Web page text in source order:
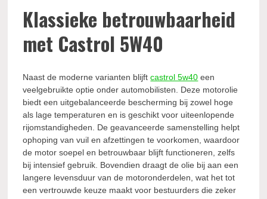
Klassieke betrouwbaarheid
met Castrol 5W40
Naast de moderne varianten blijftcastrol 5w40 een
veelgebruikte optie onder automobilisten. Deze motorolie
biedt een uitgebalanceerde bescherming bij zowel hoge
als lage temperaturen en is geschikt voor uiteenlopende
rijomstandigheden. De geavanceerde samenstelling helpt
ophoping van vuil en afzettingen te voorkomen, waardoor
de motor soepel en betrouwbaar blijft functioneren, zelfs
bij intensief gebruik. Bovendien draagt de olie bij aan een
langere levensduur van de motoronderdelen, wat het tot
een vertrouwde keuze maakt voor bestuurders die zeker